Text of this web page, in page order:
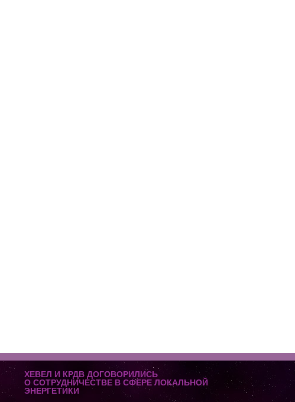
ХЕВЕЛ И КРДВ ДОГОВОРИЛИСЬ
О СОТРУДНИЧЕСТВЕ В СФЕРЕ ЛОКАЛЬНОЙ
ЭНЕРГЕТИКИ